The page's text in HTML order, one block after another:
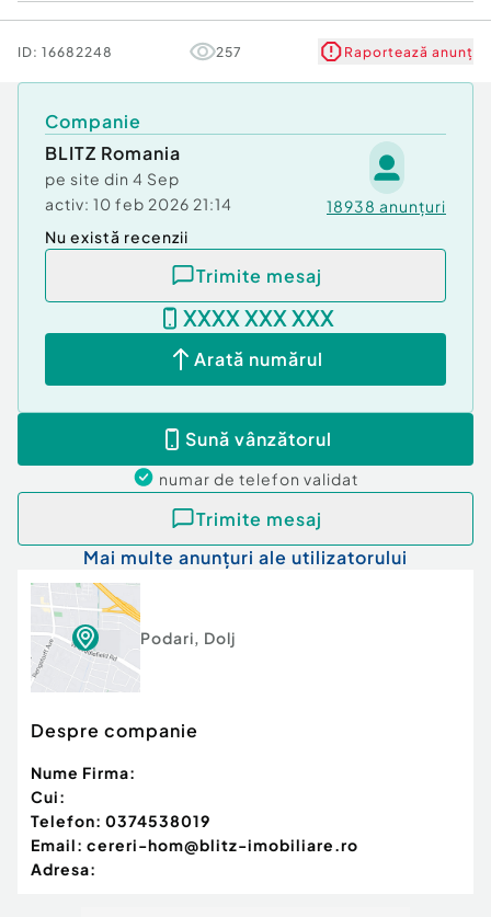
ID: 16682248 257 Raportează anunț
Companie
BLITZ Romania
pe site din 4 Sep
activ: 10 feb 2026 21:14 18938 anunțuri
Nu există recenzii
Trimite mesaj
XXXX XXX XXX
Arată numărul
Sună vânzătorul
numar de telefon validat
Trimite mesaj
Mai multe anunțuri ale utilizatorului
Podari, Dolj
Despre companie
Nume Firma:
Cui:
Telefon: 0374538019
Email: cereri-hom@blitz-imobiliare.ro
Adresa: